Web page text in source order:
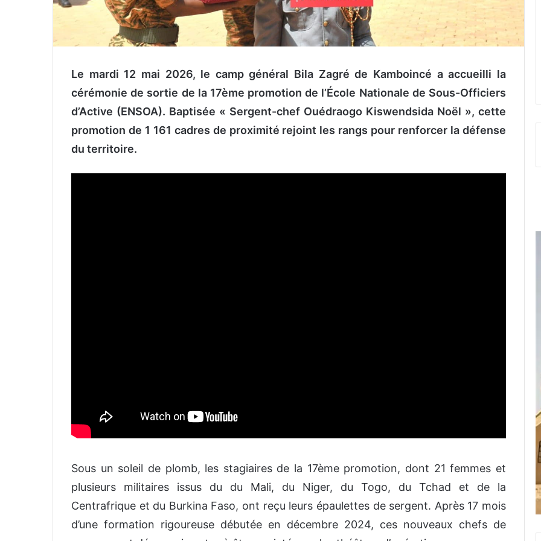
Le mardi 12 mai 2026, le camp général Bila Zagré de Kamboincé a accueilli la
cérémonie de sortie de la 17ème promotion de l’École Nationale de Sous-Officiers
d’Active (ENSOA). Baptisée « Sergent-chef Ouédraogo Kiswendsida Noël », cette
promotion de 1 161 cadres de proximité rejoint les rangs pour renforcer la défense
du territoire.
Sous un soleil de plomb, les stagiaires de la 17ème promotion, dont 21 femmes et
plusieurs militaires issus du du Mali, du Niger, du Togo, du Tchad et de la
Centrafrique et du Burkina Faso, ont reçu leurs épaulettes de sergent. Après 17 mois
d’une formation rigoureuse débutée en décembre 2024, ces nouveaux chefs de